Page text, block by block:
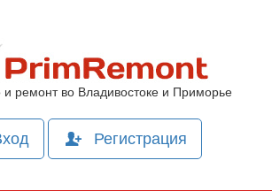
и ремонт во Владивостоке и Приморье
Регистрация